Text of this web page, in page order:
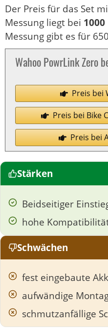
Der Preis für das Set
Messung liegt bei
Messung gibt es für
Wahoo PowrLink Zero
Preis bei
Preis bei Bike
Preis bei
Stärken
Beidseitiger
hohe
Schwächen
fest eingebaute
aufwändige
schmutzanfällige